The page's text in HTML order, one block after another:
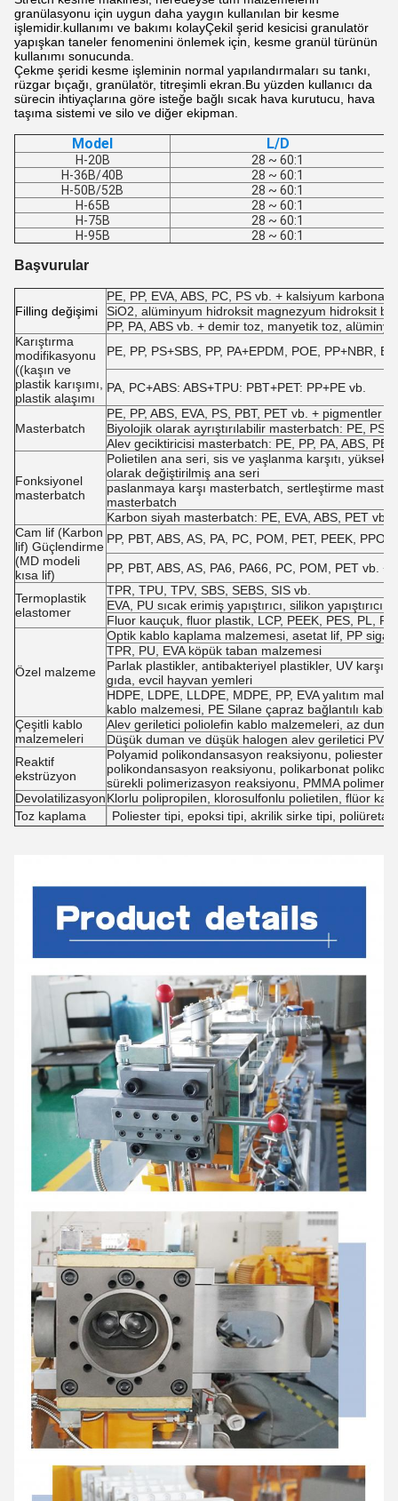
granülasyonu için uygun daha yaygın kullanılan bir kesme
işlemidir.kullanımı ve bakımı kolayÇekil şerid kesicisi granulatör
yapışkan taneler fenomenini önlemek için, kesme granül türünün
kullanımı sonucunda.
Çekme şeridi kesme işleminin normal yapılandırmaları su tankı,
rüzgar bıçağı, granülatör, titreşimli ekran.Bu yüzden kullanıcı da
sürecin ihtiyaçlarına göre isteğe bağlı sıcak hava kurutucu, hava
taşıma sistemi ve silo ve diğer ekipman.
Model L/D
H-20B
28 ~ 60:1
H-36B/40B
28 ~ 60:1
H-50B/52B
28 ~ 60:1
H-65B
28 ~ 60:1
H-75B
28 ~ 60:1
H-95B
28 ~ 60:1
Başvurular
Filling değişimi
PE, PP, EVA, ABS, PC, PS vb. + kalsiyum
SiO2, alüminyum hidroksit magnezyum hidroksit
PP, PA, ABS vb. + demir toz, manyetik toz,
Karıştırma
modifikasyonu
((kaşın ve
plastik karışımı,
plastik alaşımı
PE, PP, PS+SBS, PP, PA+EPDM, POE, PP+NBR,
PA, PC+ABS: ABS+TPU: PBT+PET: PP+PE vb.
Masterbatch
PE, PP, ABS, EVA, PS, PBT, PET vb. + pigmentler
Biyolojik olarak ayrıştırılabilir masterbatch: PE, PS,
Alev geciktiricisi masterbatch: PE, PP, PA, ABS,
Fonksiyonel
masterbatch
Polietilen ana seri, sis ve yaşlanma karşıtı, yüksek
olarak değiştirilmiş ana seri
paslanmaya karşı masterbatch, sertleştirme
masterbatch
Karbon siyah masterbatch: PE, EVA, ABS, PET vb.
Cam lif (Karbon
lif) Güçlendirme
(MD modeli
kısa lif)
PP, PBT, ABS, AS, PA, PC, POM, PET, PEEK,
PP, PBT, ABS, AS, PA6, PA66, PC, POM, PET vb.
Termoplastik
elastomer
TPR, TPU, TPV, SBS, SEBS, SIS vb.
EVA, PU sıcak erimiş yapıştırıcı, silikon
Fluor kauçuk, fluor plastik, LCP, PEEK, PES, PL,
Özel malzeme
Optik kablo kaplama malzemesi, asetat lif, PP
TPR, PU, EVA köpük taban malzemesi
Parlak plastikler, antibakteriyel plastikler, UV
gıda, evcil hayvan yemleri
HDPE, LDPE, LLDPE, MDPE, PP, EVA yalıtım
kablo malzemesi, PE Silane çapraz bağlantılı kablo
Çeşitli kablo
malzemeleri
Alev geriletici poliolefin kablo malzemeleri, az
Düşük duman ve düşük halogen alev geriletici PVC
Reaktif
ekstrüzyon
Polyamid polikondansasyon reaksiyonu, poliester
polikondansasyon reaksiyonu, polikarbonat
sürekli polimerizasyon reaksiyonu, PMMA
DevolatilizasyonKlorlu polipropilen, klorosulfonlu polietilen, flüor
Toz kaplama
Poliester tipi, epoksi tipi, akrilik sirke tipi,